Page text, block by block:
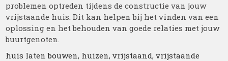
problemen optreden tijdens de constructie van jouw
vrijstaande huis. Dit kan helpen bij het vinden van een
oplossing en het behouden van goede relaties met jouw
buurtgenoten.
huis laten bouwen, huizen,vrijstaand,vrijstaande